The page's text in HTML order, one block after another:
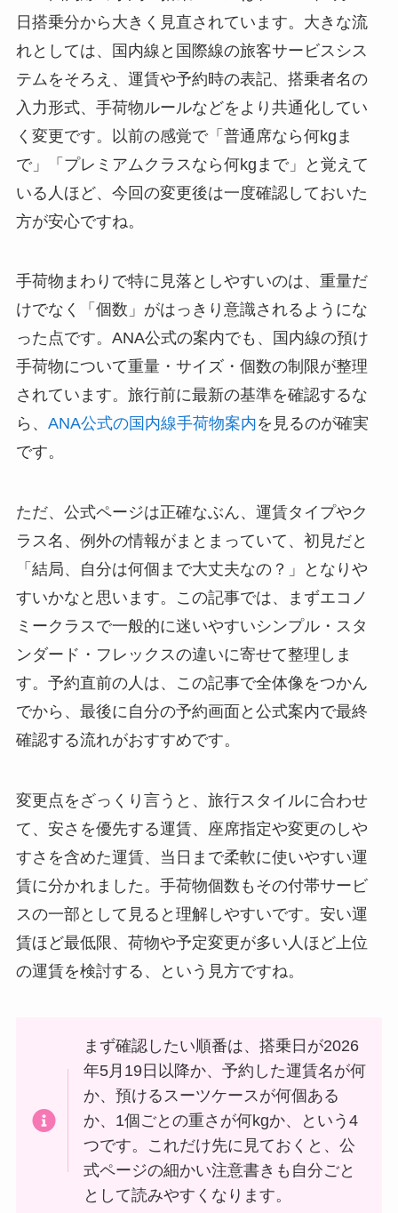
日搭乗分から大きく見直されています。大きな流
れとしては、国内線と国際線の旅客サービスシス
テムをそろえ、運賃や予約時の表記、搭乗者名の
入力形式、手荷物ルールなどをより共通化してい
く変更です。以前の感覚で「普通席なら何kgま
で」「プレミアムクラスなら何kgまで」と覚えて
いる人ほど、今回の変更後は一度確認しておいた
方が安心ですね。
手荷物まわりで特に見落としやすいのは、重量だ
けでなく「個数」がはっきり意識されるようにな
った点です。ANA公式の案内でも、国内線の預け
手荷物について重量・サイズ・個数の制限が整理
されています。旅行前に最新の基準を確認するな
ら、 ANA公式の国内線手荷物案内を見るのが確実
です。
ただ、公式ページは正確なぶん、運賃タイプやク
ラス名、例外の情報がまとまっていて、初見だと
「結局、自分は何個まで大丈夫なの？」となりや
すいかなと思います。この記事では、まずエコノ
ミークラスで一般的に迷いやすいシンプル・スタ
ンダード・フレックスの違いに寄せて整理しま
す。予約直前の人は、この記事で全体像をつかん
でから、最後に自分の予約画面と公式案内で最終
確認する流れがおすすめです。
変更点をざっくり言うと、旅行スタイルに合わせ
て、安さを優先する運賃、座席指定や変更のしや
すさを含めた運賃、当日まで柔軟に使いやすい運
賃に分かれました。手荷物個数もその付帯サービ
スの一部として見ると理解しやすいです。安い運
賃ほど最低限、荷物や予定変更が多い人ほど上位
の運賃を検討する、という見方ですね。
まず確認したい順番は、搭乗日が2026
年5月19日以降か、予約した運賃名が何
か、預けるスーツケースが何個ある
か、1個ごとの重さが何kgか、という4
つです。これだけ先に見ておくと、公
式ページの細かい注意書きも自分ごと
として読みやすくなります。